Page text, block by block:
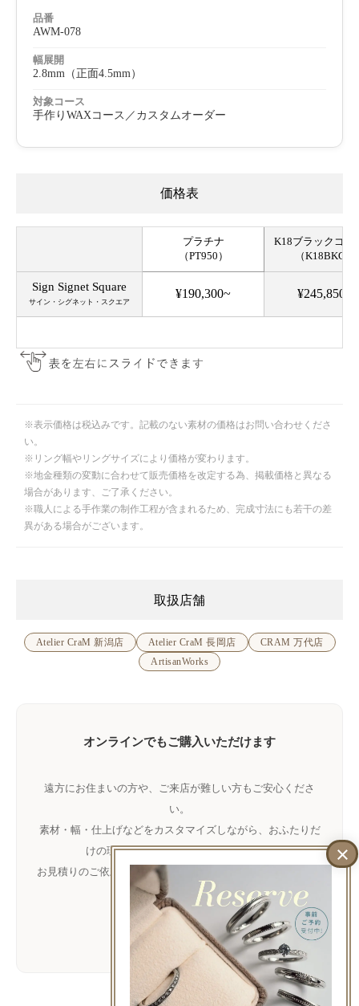
品番
AWM-078
幅展開
2.8mm（正面4.5mm）
対象コース
手作りWAXコース／カスタムオーダー
価格表
※表示価格は税込みです。記載のない素材の価格はお問い合わせくださ
い。
※リング幅やリングサイズにより価格が変わります。
※地金種類の変動に合わせて販売価格を改定する為、掲載価格と異なる
場合があります、ご了承ください。
※職人による手作業の制作工程が含まれるため、完成寸法にも若干の差
異がある場合がございます。
取扱店舗
Atelier CraM 新潟店 Atelier CraM 長岡店
CRAM 万代店
ArtisanWorks
オンラインでもご購入いただけます
遠方にお住まいの方や、ご来店が難しい方もご安心くださ
い。
素材・幅・仕上げなどをカスタマイズしながら、おふたりだ
けの理想の指輪をお作りいただけます。
お見積りのご依頼だけでもお気軽に
LINEで相談